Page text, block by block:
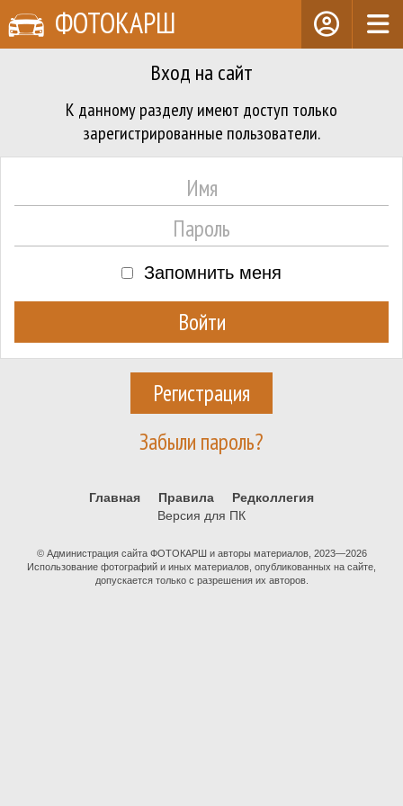
ФОТОКАРШ
Вход на сайт
К данному разделу имеют доступ только
зарегистрированные пользователи.
Запомнить меня
Регистрация
Забыли пароль?
Главная Правила
Редколлегия
Версия для ПК
© Администрация сайта ФОТОКАРШ и авторы материалов, 2023—2026
Использование фотографий и иных материалов, опубликованных на сайте,
допускается только с разрешения их авторов.